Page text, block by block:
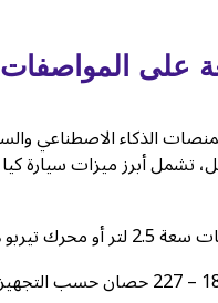
على المواصفات
الذكاء الاصطناعي
تشمل أبرز ميزات سيارة